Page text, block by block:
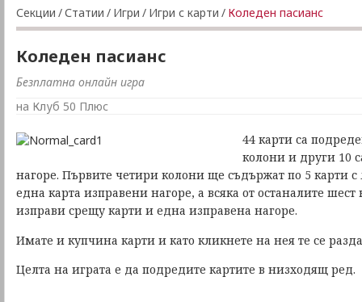
Секции /Статии / Игри / Игри с карти / Коледен пасианс
Коледен пасианс
Безплатна онлайн игра
на Клуб 50 Плюс
44 карти са
колони и други 10
нагоре. Първите четири колони ще съдържат по 5 карти
една карта изправени нагоре, а всяка от останалите
изправи срещу карти и една изправена нагоре.
Имате и купчина карти и като кликнете на нея те се
Целта на играта е да подредите картите в низходящ ред.